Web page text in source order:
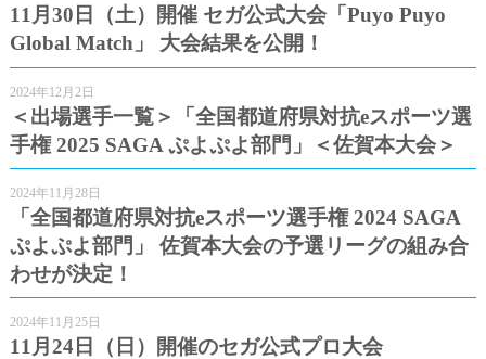
11月30日（土）開催 セガ公式大会「Puyo Puyo
Global Match」 大会結果を公開！
2024年12月2日
＜出場選手一覧＞「全国都道府県対抗eスポーツ選
手権 2025 SAGA ぷよぷよ部門」＜佐賀本大会＞
2024年11月28日
「全国都道府県対抗eスポーツ選手権 2024 SAGA
ぷよぷよ部門」 佐賀本大会の予選リーグの組み合
わせが決定！
2024年11月25日
11月24日（日）開催のセガ公式プロ大会